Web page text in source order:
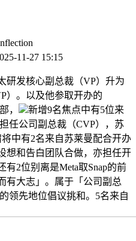
11-27 15:15
发核心副总裁（VP）升为
）。以及他参取开办的
，
新增9名焦点中有5位来
任公司副总裁（CVP），苏
中有2名来自苏莱曼配合开办
想和告白团队合做，亦担任开
2位别离是Meta取Snap的前
有大志」。属于「公司副总
领先地位倡议挑和。5名来自